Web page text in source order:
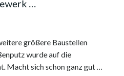
…
größere Baustellen
wurde auf die
Macht sich schon ganz gut …